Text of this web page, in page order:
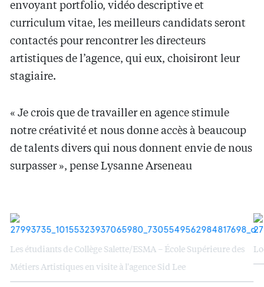
envoyant portfolio, vidéo descriptive et
curriculum vitae, les meilleurs candidats seront
contactés pour rencontrer les directeurs
artistiques de l’agence, qui eux, choisiront leur
stagiaire.
« Je crois que de travailler en agence stimule
notre créativité et nous donne accès à beaucoup
de talents divers qui nous donnent envie de nous
surpasser », pense Lysanne Arseneau
Les étudiants de Collège Salette/ESMA – École Supérieure des
Métiers Artistiques en visite à l'agence Sid Lee